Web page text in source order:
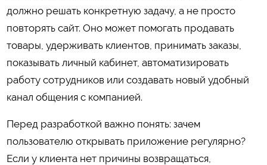
должно решать конкретную задачу, а не просто
повторять сайт. Оно может помогать продавать
товары, удерживать клиентов, принимать заказы,
показывать личный кабинет, автоматизировать
работу сотрудников или создавать новый удобный
канал общения с компанией.
Перед разработкой важно понять: зачем
пользователю открывать приложение регулярно?
Если у клиента нет причины возвращаться,